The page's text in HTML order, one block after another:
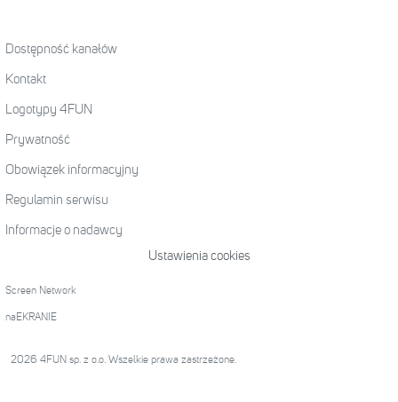
Dostępność kanałów
Kontakt
Logotypy 4FUN
Prywatność
Obowiązek informacyjny
Regulamin serwisu
Informacje o nadawcy
Ustawienia cookies
Screen Network
naEKRANIE
2026 4FUN sp. z o.o. Wszelkie prawa zastrzeżone.